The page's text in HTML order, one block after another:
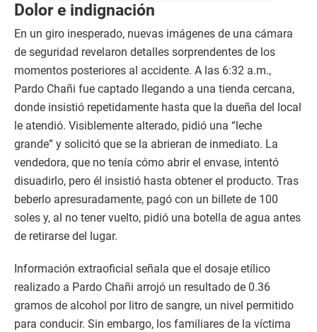
Dolor e indignación
En un giro inesperado, nuevas imágenes de una cámara
de seguridad revelaron detalles sorprendentes de los
momentos posteriores al accidente. A las 6:32 a.m.,
Pardo Chañi fue captado llegando a una tienda cercana,
donde insistió repetidamente hasta que la dueña del local
le atendió. Visiblemente alterado, pidió una “leche
grande” y solicitó que se la abrieran de inmediato. La
vendedora, que no tenía cómo abrir el envase, intentó
disuadirlo, pero él insistió hasta obtener el producto. Tras
beberlo apresuradamente, pagó con un billete de 100
soles y, al no tener vuelto, pidió una botella de agua antes
de retirarse del lugar.
Información extraoficial señala que el dosaje etílico
realizado a Pardo Chañi arrojó un resultado de 0.36
gramos de alcohol por litro de sangre, un nivel permitido
para conducir. Sin embargo, los familiares de la víctima